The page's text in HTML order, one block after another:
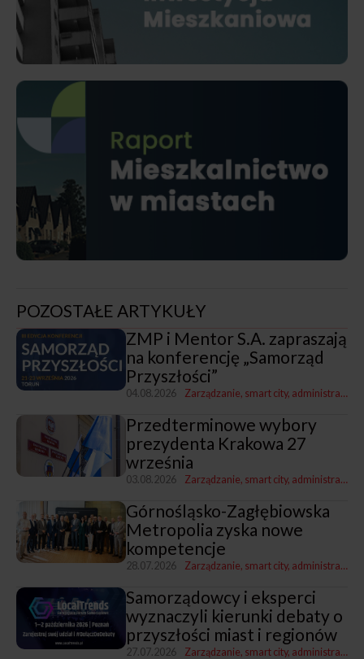
POZOSTAŁE ARTYKUŁY
ZMP i Mentor S.A. zapraszają
na konferencję „Samorząd
Przyszłości”
04.08.2026 Zarządzanie, smart city, administracja
Przedterminowe wybory
prezydenta Krakowa 27
września
03.08.2026 Zarządzanie, smart city, administracja
Górnośląsko-Zagłębiowska
Metropolia zyska nowe
kompetencje
28.07.2026 Zarządzanie, smart city, administracja
Samorządowcy i eksperci
wyznaczyli kierunki debaty o
przyszłości miast i regionów
27.07.2026 Zarządzanie, smart city, administracja